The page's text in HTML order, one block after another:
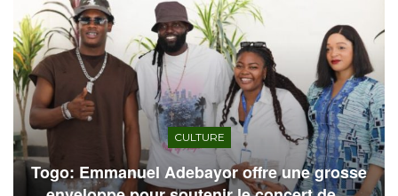
CULTURE
Togo: Emmanuel Adebayor offre une grosse